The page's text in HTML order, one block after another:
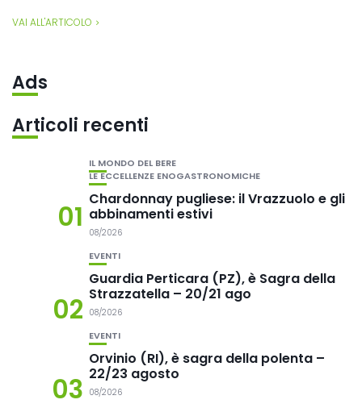
VAI ALL'ARTICOLO
Ads
Articoli recenti
01
IL MONDO DEL BERE
LE ECCELLENZE ENOGASTRONOMICHE
Chardonnay pugliese: il Vrazzuolo e gli
abbinamenti estivi
08/2026
02
EVENTI
Guardia Perticara (PZ), è Sagra della
Strazzatella – 20/21 ago
08/2026
03
EVENTI
Orvinio (RI), è sagra della polenta –
22/23 agosto
08/2026